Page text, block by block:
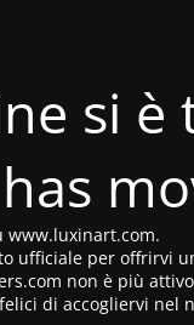
si
www.luxinart.com.
per offrirvi
non è più
di accogliervi nel